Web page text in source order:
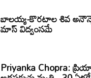
బాలయ్య-కొరటాల శివ
మాస్ విద్వంసమే
Priyanka Chopra: